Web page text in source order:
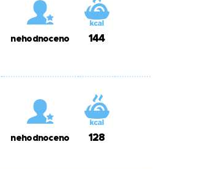
nehodnoceno 144
nehodnoceno 128